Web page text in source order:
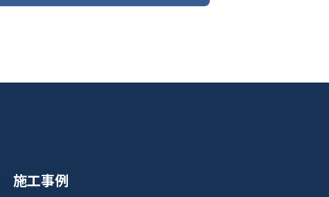
施工事例